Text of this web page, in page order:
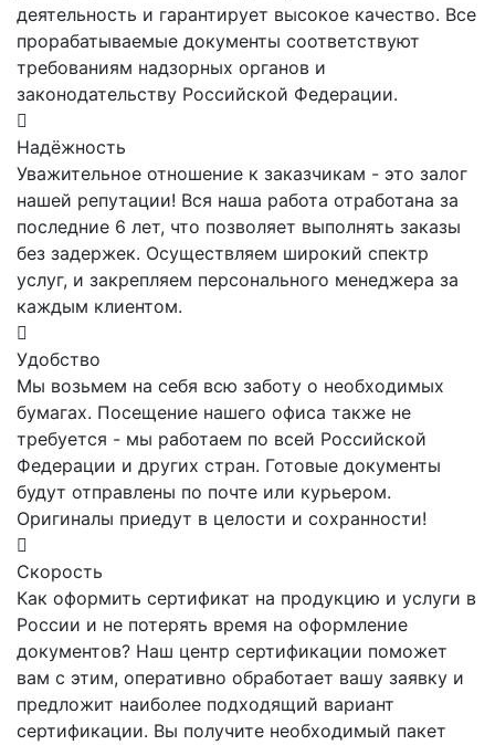
деятельность и гарантирует высокое качество. Все
прорабатываемые документы соответствуют
требованиям надзорных органов и
законодательству Российской Федерации.
Надёжность
Уважительное отношение к заказчикам - это залог
нашей репутации! Вся наша работа отработана за
последние 6 лет, что позволяет выполнять заказы
без задержек. Осуществляем широкий спектр
услуг, и закрепляем персонального менеджера за
каждым клиентом.
Удобство
Мы возьмем на себя всю заботу о необходимых
бумагах. Посещение нашего офиса также не
требуется - мы работаем по всей Российской
Федерации и других стран. Готовые документы
будут отправлены по почте или курьером.
Оригиналы приедут в целости и сохранности!
Скорость
Как оформить сертификат на продукцию и услуги в
России и не потерять время на оформление
документов? Наш центр сертификации поможет
вам с этим, оперативно обработает вашу заявку и
предложит наиболее подходящий вариант
сертификации. Вы получите необходимый пакет